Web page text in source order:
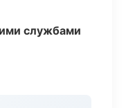
службами